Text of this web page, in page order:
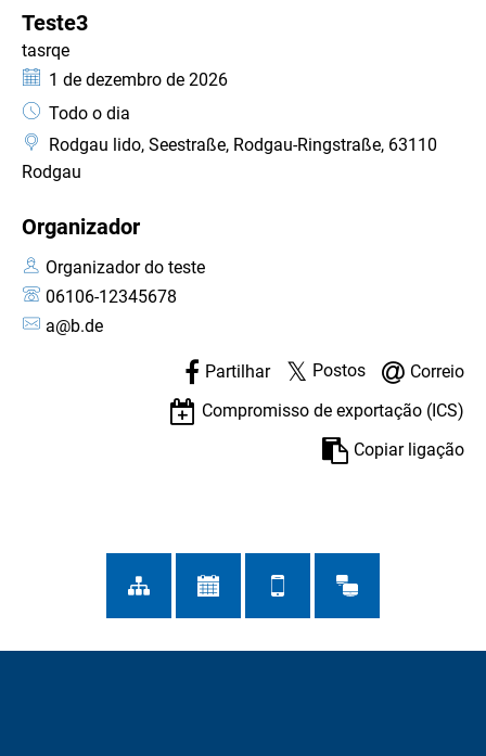
Teste3
tasrqe
Data:
1 de dezembro de 2026
Hora:
Todo o dia
Rodgau lido, Seestraße, Rodgau-Ringstraße, 63110
Rodgau
Organizador
Organizador do teste
06106-12345678
a@b.de
Partilhar Postos
Correio
Compromisso de exportação (ICS)
Copiar ligação